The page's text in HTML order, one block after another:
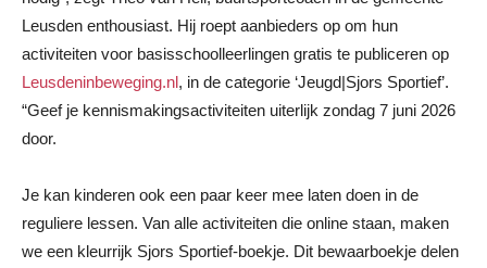
Leusden enthousiast. Hij roept aanbieders op om hun
activiteiten voor basisschoolleerlingen gratis te publiceren op
Leusdeninbeweging.nl, in de categorie ‘Jeugd|Sjors Sportief’.
“Geef je kennismakingsactiviteiten uiterlijk zondag 7 juni 2026
door.
Je kan kinderen ook een paar keer mee laten doen in de
reguliere lessen. Van alle activiteiten die online staan, maken
we een kleurrijk Sjors Sportief-boekje. Dit bewaarboekje delen